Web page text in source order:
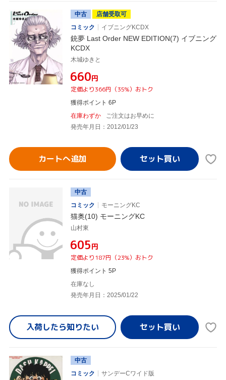
中古
店舗受取可
コミック
イブニングKCDX
銃夢 Last Order NEW EDITION(7) イブニング
KCDX
木城ゆきと
¥660円
定価より366円（35%）おトク
獲得ポイント 6P
在庫わずか
ご注文はお早めに
発売年月日：2012/01/23
カートへ追加
中古
コミック
モーニングKC
猫奥(10) モーニングKC
山村東
¥605円
定価より187円（23%）おトク
獲得ポイント 5P
在庫なし
発売年月日：2025/01/22
入荷したら知りたい
中古
コミック
サンデーCワイド版